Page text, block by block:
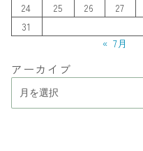
24
25 26 27
31
« 7月
アーカイブ